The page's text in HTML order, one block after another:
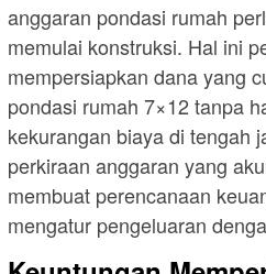
anggaran pondasi rumah
memulai konstruksi. Hal ini
mempersiapkan dana yang
pondasi rumah 7×12 tanpa
kekurangan biaya di tengah
perkiraan anggaran yang
membuat perencanaan
mengatur pengeluaran